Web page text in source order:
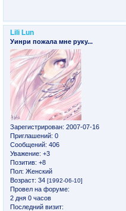
Lili Lun
Уинри пожала мне руку...
Зарегистрирован: 2007-07-16
Приглашений: 0
Сообщений: 406
Уважение: +3
Позитив: +8
Пол: Женский
Возраст: 34 [1992-06-10]
Провел на форуме:
2 дня 0 часов
Последний визит: